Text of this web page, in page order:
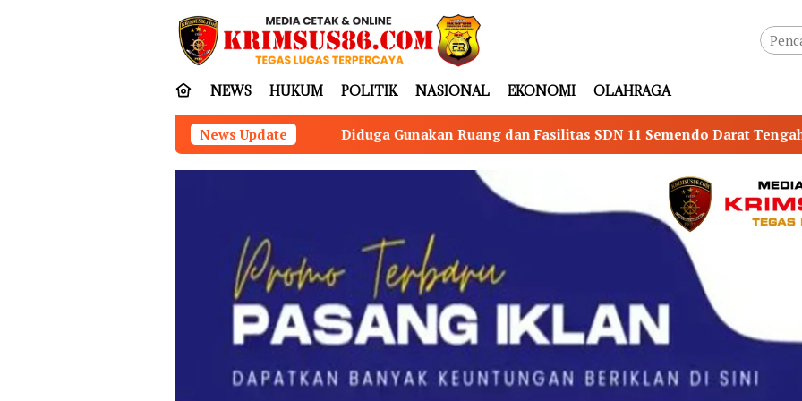
NEWS HUKUM POLITIK NASIONAL EKONOMI OLAHRAGA
News Update
Diduga Gunakan Ruang dan Fasilitas SDN 11 Semendo Darat Tengah untuk Senam, Publik